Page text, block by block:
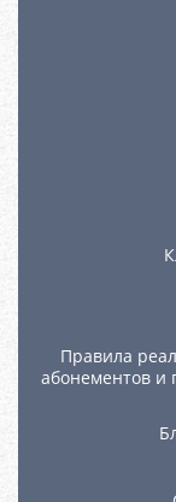
Правила
абонементов и